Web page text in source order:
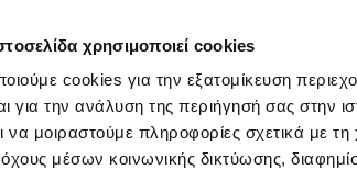
χρησιμοποιεί cookies
cookies για την εξατομίκευση
για την ανάλυση της περιήγησή σας στην
να μοιραστούμε πληροφορίες σχετικά με
μέσων κοινωνικής δικτύωσης,
Ομάδες Διοργανώσεις